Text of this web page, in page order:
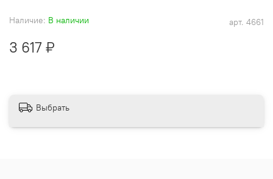
арт. 4661
Наличие: В наличии
3 617 ₽
Выбрать